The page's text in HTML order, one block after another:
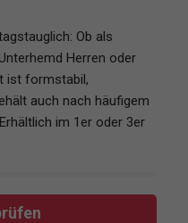
Ob als
Herren oder
ist formstabil,
auch nach häufigem
im 1er oder 3er